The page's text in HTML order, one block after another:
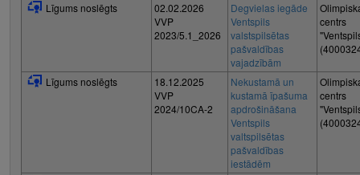
Līgums noslēgts
02.02.2026
VVP
2023/5.1_2026
Degvielas iegāde
Ventspils
valstspilsētas
pašvaldības
vajadzībām
centrs
Līgums noslēgts
18.12.2025
VVP
2024/10CA-2
Nekustamā un
kustamā īpašuma
apdrošināšana
Ventspils
valtspilsētas
pašvaldības
iestādēm
centrs